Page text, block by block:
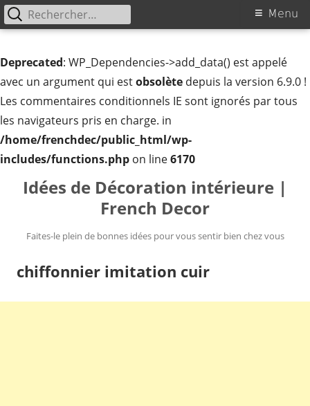
Deprecated: WP_Dependencies->add_data() est appelé
avec un argument qui estobsolète depuis la version 6.9.0 !
Les commentaires conditionnels IE sont ignorés par tous
les navigateurs pris en charge. in
/home/frenchdec/public_html/wp-
includes/functions.php on line6170
Idées de Décoration intérieure |
French Decor
Faites-le plein de bonnes idées pour vous sentir bien chez vous
Menu
Menu
Rechercher :
chiffonnier imitation cuir